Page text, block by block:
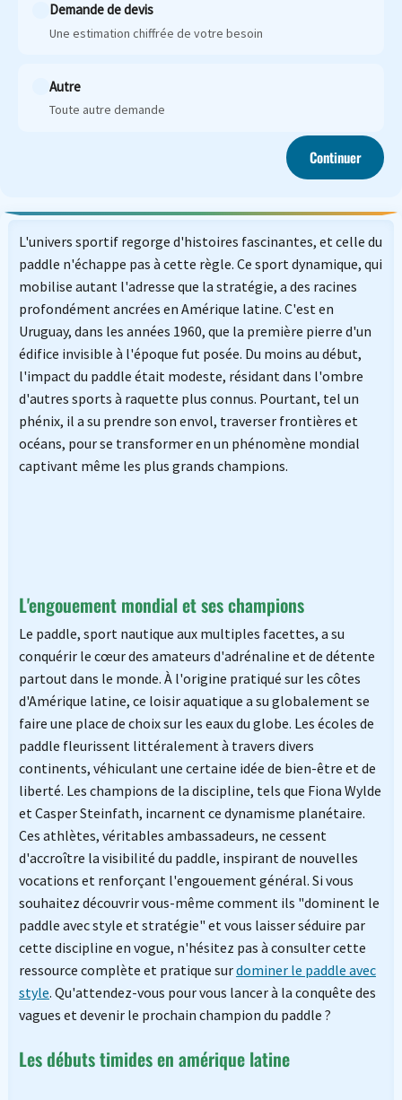
Demande de devis
Une estimation chiffrée de votre besoin
Autre
Toute autre demande
Continuer
L'univers sportif regorge d'histoires fascinantes, et celle du
paddle n'échappe pas à cette règle. Ce sport dynamique, qui
mobilise autant l'adresse que la stratégie, a des racines
profondément ancrées en Amérique latine. C'est en
Uruguay, dans les années 1960, que la première pierre d'un
édifice invisible à l'époque fut posée. Du moins au début,
l'impact du paddle était modeste, résidant dans l'ombre
d'autres sports à raquette plus connus. Pourtant, tel un
phénix, il a su prendre son envol, traverser frontières et
océans, pour se transformer en un phénomène mondial
captivant même les plus grands champions.
L'engouement mondial et ses champions
Le paddle, sport nautique aux multiples facettes, a su
conquérir le cœur des amateurs d'adrénaline et de détente
partout dans le monde. À l'origine pratiqué sur les côtes
d'Amérique latine, ce loisir aquatique a su globalement se
faire une place de choix sur les eaux du globe. Les écoles de
paddle fleurissent littéralement à travers divers
continents, véhiculant une certaine idée de bien-être et de
liberté. Les champions de la discipline, tels que Fiona Wylde
et Casper Steinfath, incarnent ce dynamisme planétaire.
Ces athlètes, véritables ambassadeurs, ne cessent
d'accroître la visibilité du paddle, inspirant de nouvelles
vocations et renforçant l'engouement général. Si vous
souhaitez découvrir vous-même comment ils "dominent le
paddle avec style et stratégie" et vous laisser séduire par
cette discipline en vogue, n'hésitez pas à consulter cette
ressource complète et pratique surdominer le paddle avec
style. Qu'attendez-vous pour vous lancer à la conquête des
vagues et devenir le prochain champion du paddle ?
Les débuts timides en amérique latine